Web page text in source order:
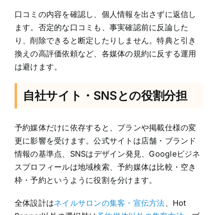
口コミの内容を確認し、個人情報を出さずに返信し
ます。否定的な口コミも、事実確認前に反論した
り、削除できると断定したりしません。特典と引き
換えの高評価依頼など、各媒体の規約に反する運用
は避けます。
自社サイト・SNSとの役割分担
予約媒体だけに依存すると、プランや掲載仕様の変
更に影響を受けます。公式サイトは店舗・ブランド
情報の基準点、SNSはデザイン発見、Googleビジネ
スプロフィールは地域検索、予約媒体は比較・空き
枠・予約というように役割を分けます。
全体設計はネイルサロンの集客・宣伝方法、Hot